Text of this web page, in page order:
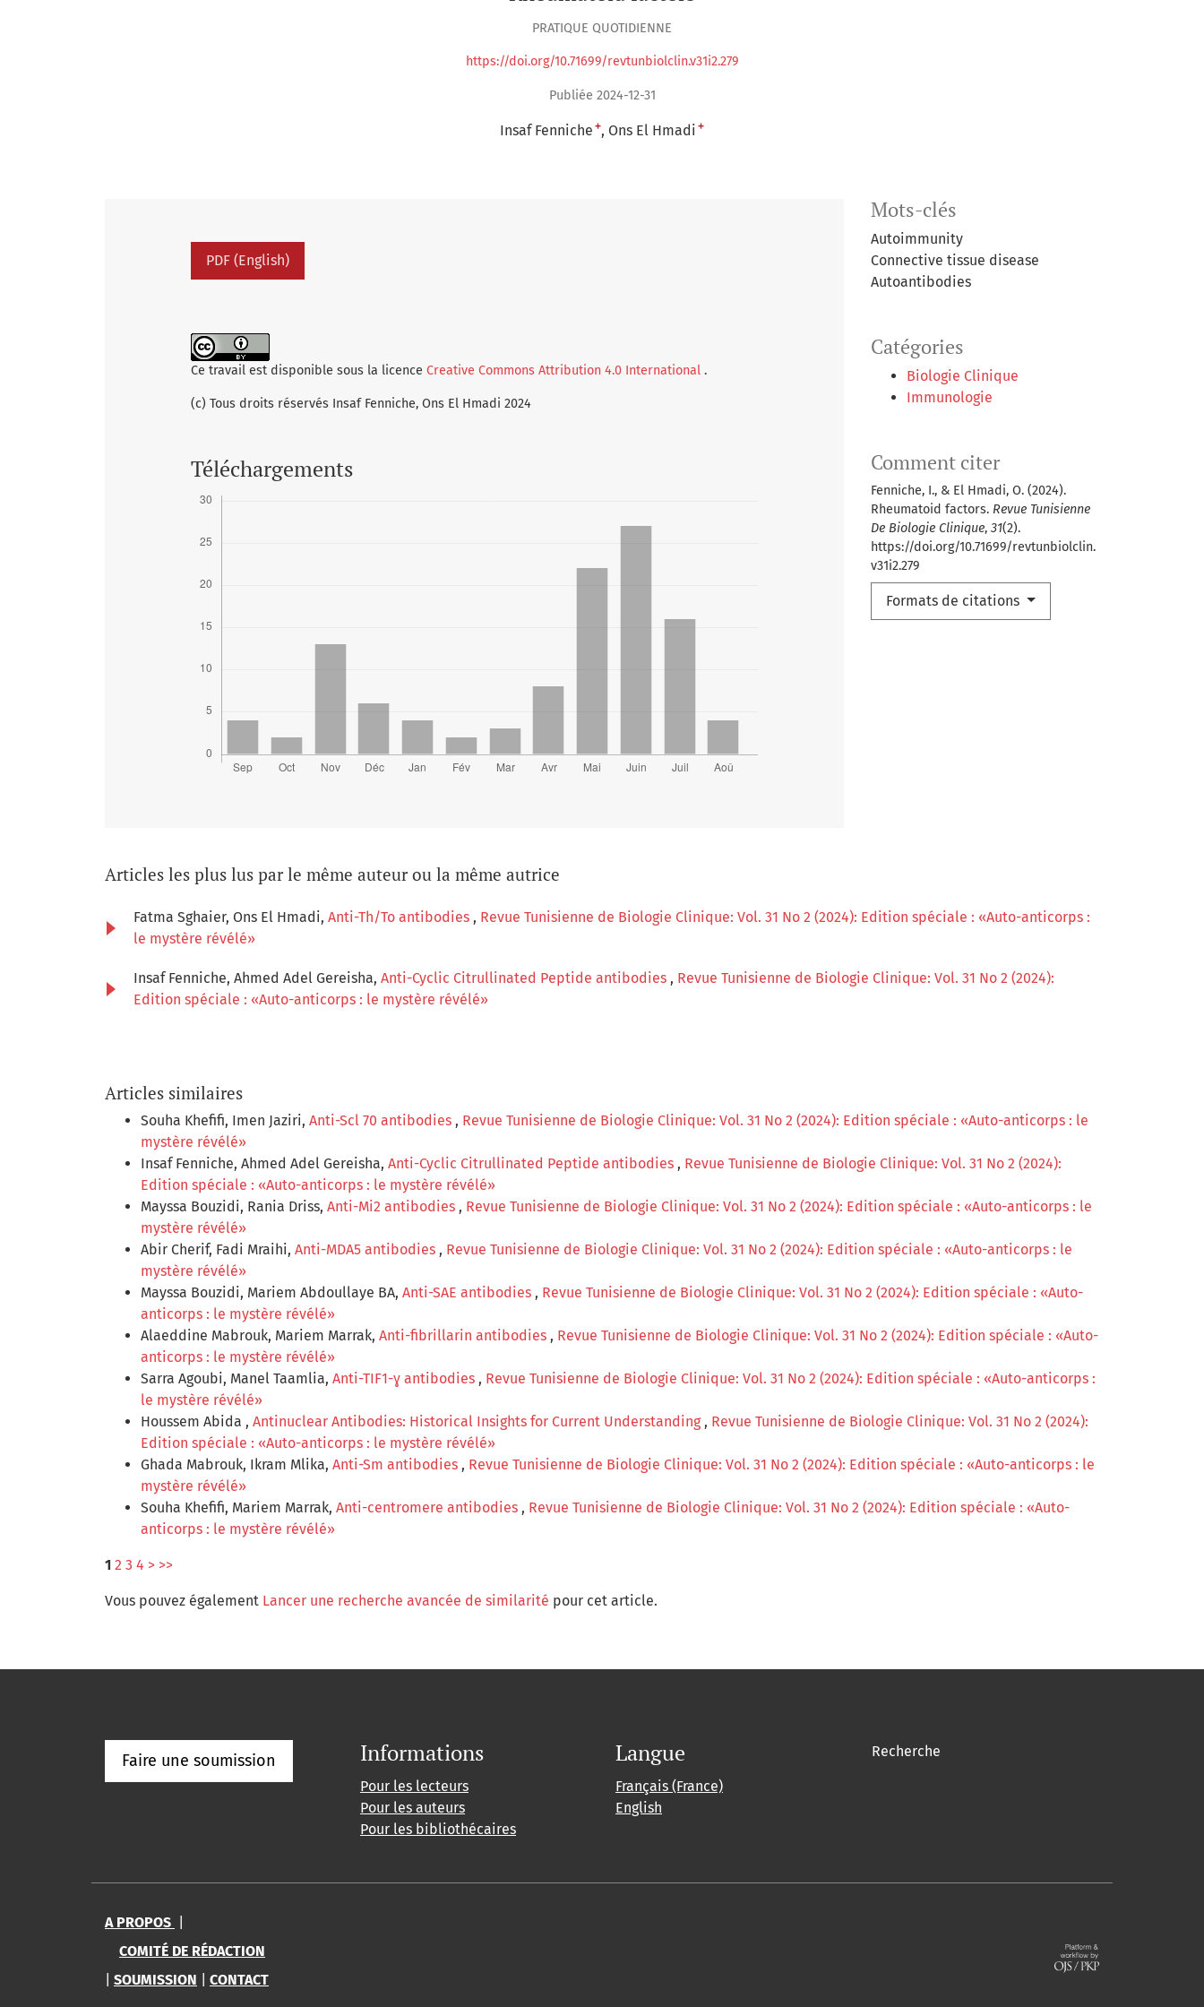
PRATIQUE QUOTIDIENNE
https://doi.org/10.71699/revtunbiolclin.v31i2.279
Publiée 2024-12-31
Insaf Fenniche + Ons El Hmadi +
Mots-clés
Autoimmunity
Connective tissue disease
Autoantibodies
Catégories
Biologie Clinique
Immunologie
Comment citer
Fenniche, I., & El Hmadi, O. (2024).
Rheumatoid factors. Revue Tunisienne
De Biologie Clinique, 31(2).
https://doi.org/10.71699/revtunbiolclin.
v31i2.279
Formats de citations
PDF (English)
Ce travail est disponible sous la licence Creative Commons Attribution 4.0 International .
(c) Tous droits réservés Insaf Fenniche, Ons El Hmadi 2024
Téléchargements
Articles les plus lus par le même auteur ou la même autrice
Fatma Sghaier, Ons El Hmadi, Anti-Th/To antibodies , Revue Tunisienne de Biologie Clinique: Vol. 31 No 2 (2024): Edition spéciale : «Auto-anticorps :
le mystère révélé»
Insaf Fenniche, Ahmed Adel Gereisha, Anti-Cyclic Citrullinated Peptide antibodies , Revue Tunisienne de Biologie Clinique: Vol. 31 No 2 (2024):
Edition spéciale : «Auto-anticorps : le mystère révélé»
Articles similaires
Souha Khefifi, Imen Jaziri, Anti-Scl 70 antibodies , Revue Tunisienne de Biologie Clinique: Vol. 31 No 2 (2024): Edition spéciale : «Auto-anticorps : le
mystère révélé»
Insaf Fenniche, Ahmed Adel Gereisha, Anti-Cyclic Citrullinated Peptide antibodies , Revue Tunisienne de Biologie Clinique: Vol. 31 No 2 (2024):
Edition spéciale : «Auto-anticorps : le mystère révélé»
Mayssa Bouzidi, Rania Driss, Anti-Mi2 antibodies , Revue Tunisienne de Biologie Clinique: Vol. 31 No 2 (2024): Edition spéciale : «Auto-anticorps : le
mystère révélé»
Abir Cherif, Fadi Mraihi, Anti-MDA5 antibodies , Revue Tunisienne de Biologie Clinique: Vol. 31 No 2 (2024): Edition spéciale : «Auto-anticorps : le
mystère révélé»
Mayssa Bouzidi, Mariem Abdoullaye BA, Anti-SAE antibodies , Revue Tunisienne de Biologie Clinique: Vol. 31 No 2 (2024): Edition spéciale : «Auto-
anticorps : le mystère révélé»
Alaeddine Mabrouk, Mariem Marrak, Anti-fibrillarin antibodies , Revue Tunisienne de Biologie Clinique: Vol. 31 No 2 (2024): Edition spéciale : «Auto-
anticorps : le mystère révélé»
Sarra Agoubi, Manel Taamlia, Anti-TIF1-ɣ antibodies , Revue Tunisienne de Biologie Clinique: Vol. 31 No 2 (2024): Edition spéciale : «Auto-anticorps :
le mystère révélé»
Houssem Abida , Antinuclear Antibodies: Historical Insights for Current Understanding , Revue Tunisienne de Biologie Clinique: Vol. 31 No 2 (2024):
Edition spéciale : «Auto-anticorps : le mystère révélé»
Ghada Mabrouk, Ikram Mlika, Anti-Sm antibodies , Revue Tunisienne de Biologie Clinique: Vol. 31 No 2 (2024): Edition spéciale : «Auto-anticorps : le
mystère révélé»
Souha Khefifi, Mariem Marrak, Anti-centromere antibodies , Revue Tunisienne de Biologie Clinique: Vol. 31 No 2 (2024): Edition spéciale : «Auto-
anticorps : le mystère révélé»
1 2 3 4 > >>
Vous pouvez également Lancer une recherche avancée de similarité pour cet article.
Faire une soumission Informations
Pour les lecteurs
Pour les auteurs
Pour les bibliothécaires
Langue
Français (France)
English
Recherche
A PROPOS
COMITÉ DE RÉDACTION
SOUMISSION CONTACT